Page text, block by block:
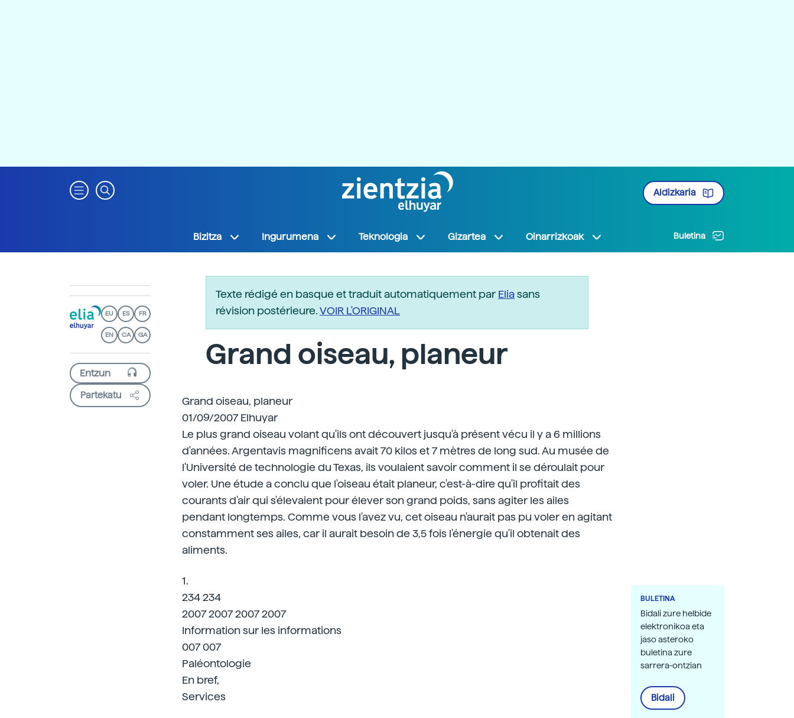
Aldizkaria
Bizitza Ingurumena Teknologia Gizartea Oinarrizkoak Buletina
EU ES FR
EN CA GA
Partekatu
Texte rédigé en basque et traduit automatiquement parEliasans
révision postérieure.VOIR L'ORIGINAL
Grand oiseau, planeur
Grand oiseau, planeur
01/09/2007 Elhuyar
Le plus grand oiseau volant qu'ils ont découvert jusqu'à présent vécu il y a 6 millions
d'années. Argentavis magnificens avait 70 kilos et 7 mètres de long sud. Au musée de
l'Université de technologie du Texas, ils voulaient savoir comment il se déroulait pour
voler. Une étude a conclu que l'oiseau était planeur, c'est-à-dire qu'il profitait des
courants d'air qui s'élevaient pour élever son grand poids, sans agiter les ailes
pendant longtemps. Comme vous l'avez vu, cet oiseau n'aurait pas pu voler en agitant
constamment ses ailes, car il aurait besoin de 3,5 fois l'énergie qu'il obtenait des
aliments.
1.
234 234
2007 2007 2007 2007
Information sur les informations
007 007
Paléontologie
En bref,
Services
BULETINA
Bidali zure helbide
elektronikoa eta
jaso asteroko
buletina zure
sarrera-ontzian
Bidali